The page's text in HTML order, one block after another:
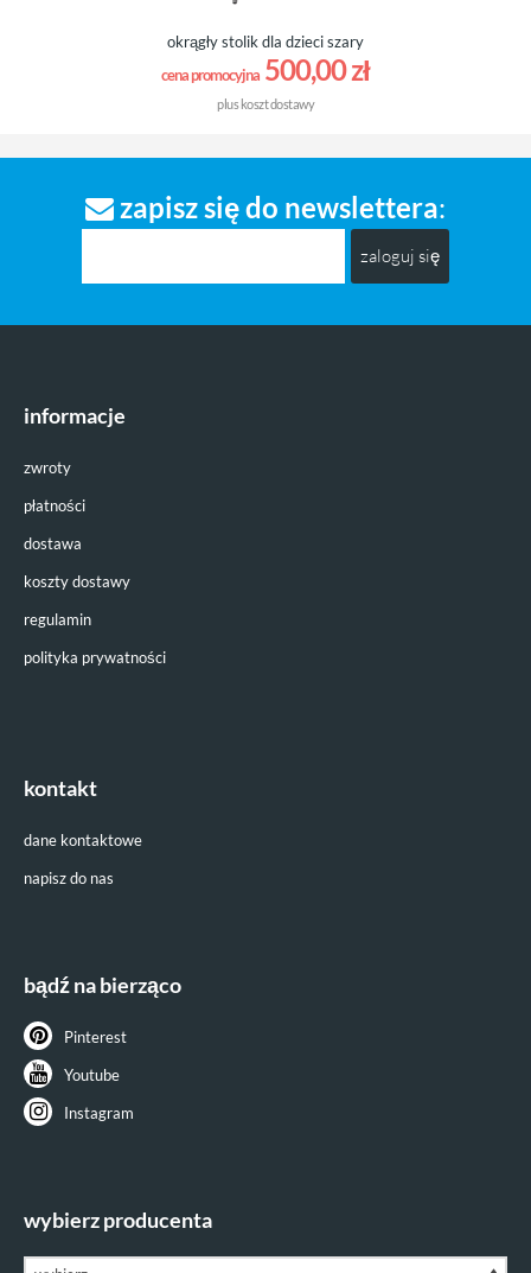
okrągły stolik dla dzieci szary
cena promocyjna 500,00 zł
plus koszt dostawy
zapisz się do newslettera
zaloguj się
informacje
zwroty
płatności
dostawa
koszty dostawy
regulamin
polityka prywatności
kontakt
dane kontaktowe
napisz do nas
bądź na bierząco
Pinterest
Youtube
Instagram
wybierz producenta